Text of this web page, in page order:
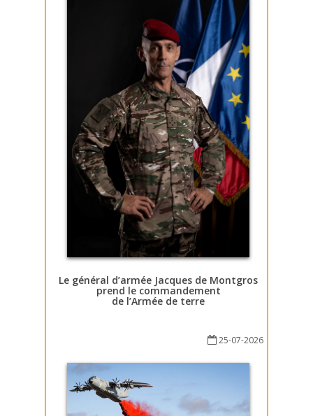
Le général d’armée Jacques de Montgros
prend le commandement
de l’Armée de terre
25-07-2026